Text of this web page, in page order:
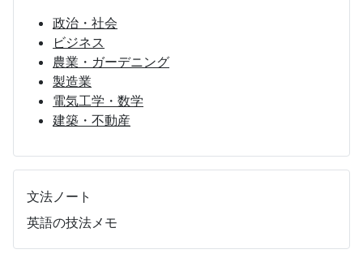
政治・社会
ビジネス
農業・ガーデニング
製造業
電気工学・数学
建築・不動産
文法ノート
英語の技法メモ